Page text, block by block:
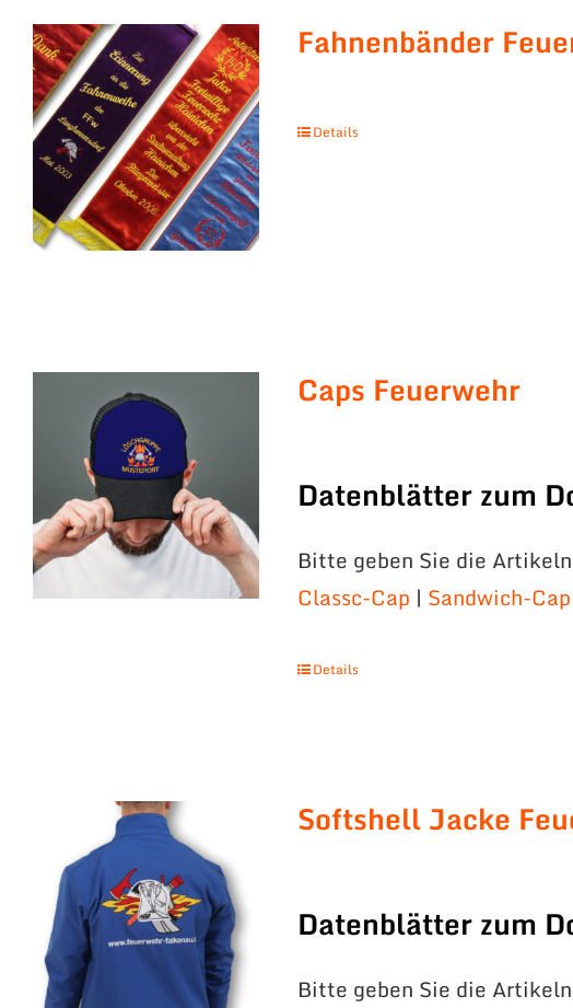
Fahnenbänder
Details
Caps Feuerwehr
Datenblätter zum
Bitte geben Sie die
Classc-Cap | Sandwich-Cap
Details
Softshell Jacke
Datenblätter zum
Bitte geben Sie die